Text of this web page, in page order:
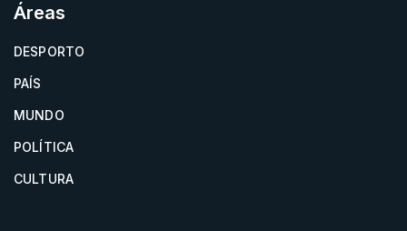
Áreas
DESPORTO
PAÍS
MUNDO
POLÍTICA
CULTURA